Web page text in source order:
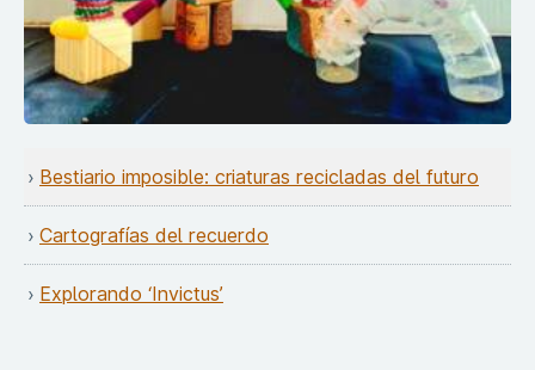
Bestiario imposible: criaturas recicladas del futuro
Cartografías del recuerdo
Explorando ‘Invictus’